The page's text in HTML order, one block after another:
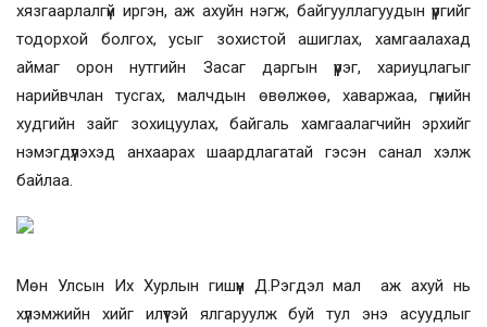
хязгаарлалгүй иргэн, аж ахуйн нэгж, байгууллагуудын үүргийг
тодорхой болгох, усыг зохистой ашиглах, хамгаалахад
аймаг орон нутгийн Засаг даргын үүрэг, хариуцлагыг
нарийвчлан тусгах, малчдын өвөлжөө, хаваржаа, гүнийн
худгийн зайг зохицуулах, байгаль хамгаалагчийн эрхийг
нэмэгдүүлэхэд анхаарах шаардлагатай гэсэн санал хэлж
байлаа.
Мөн Улсын Их Хурлын гишүүн Д.Рэгдэл мал аж ахуй нь
хүлэмжийн хийг илүүтэй ялгаруулж буй тул энэ асуудлыг